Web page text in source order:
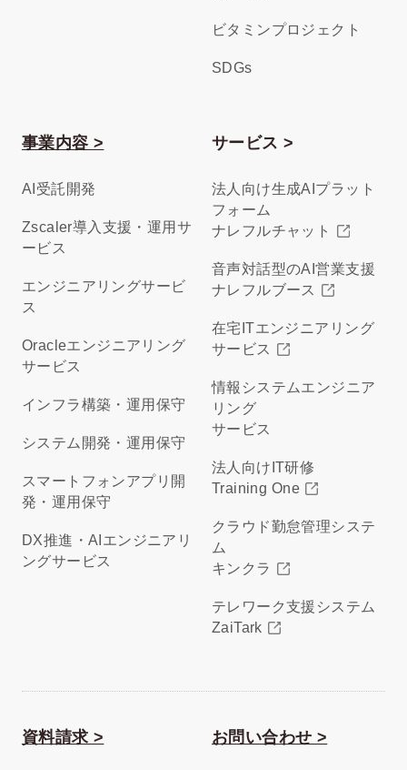
ビタミンプロジェクト
SDGs
事業内容 >
AI受託開発
Zscaler導入支援・運用サ
ービス
エンジニアリングサービ
ス
Oracleエンジニアリング
サービス
インフラ構築・運用保守
システム開発・運用保守
スマートフォンアプリ開
発・運用保守
DX推進・AIエンジニアリ
ングサービス
サービス >
法人向け生成AIプラット
フォーム
ナレフルチャット
音声対話型のAI営業支援
ナレフルブース
在宅ITエンジニアリング
サービス
情報システムエンジニア
リング
サービス
法人向けIT研修
Training One
クラウド勤怠管理システ
ム
キンクラ
テレワーク支援システム
ZaiTark
資料請求 > お問い合わせ >